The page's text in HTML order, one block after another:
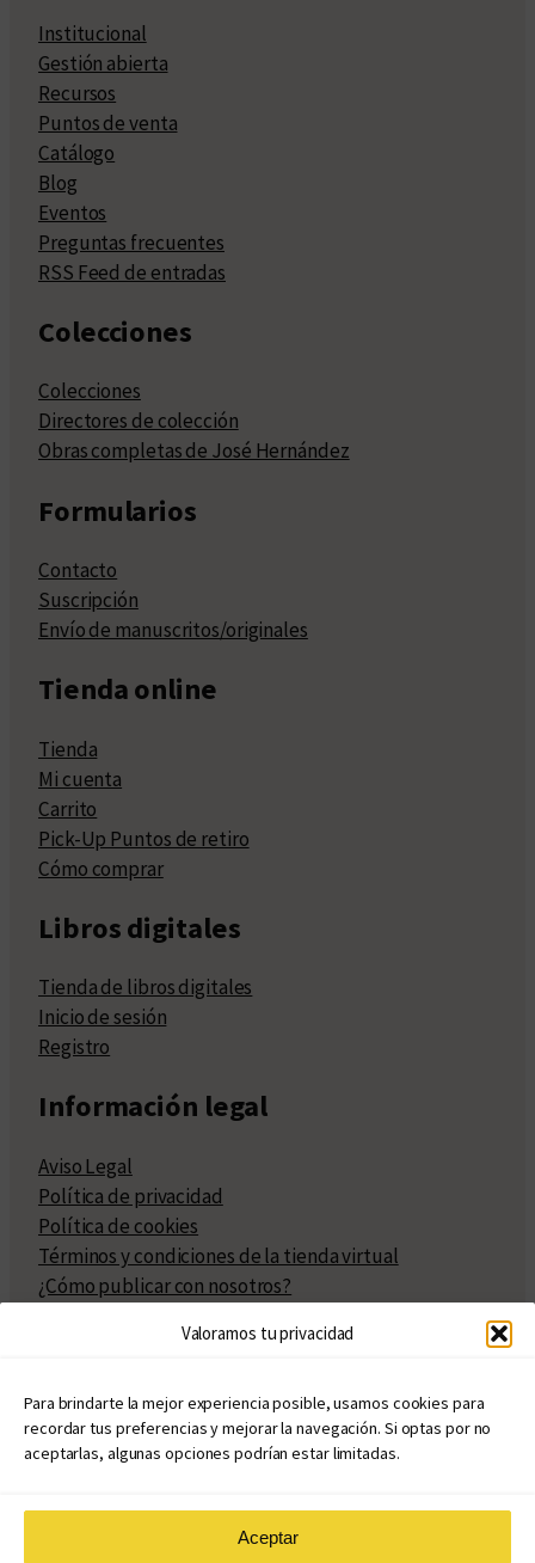
Valoramos tu privacidad
Para brindarte la mejor experiencia posible, usamos cookies para
recordar tus preferencias y mejorar la navegación. Si optas por no
aceptarlas, algunas opciones podrían estar limitadas.
Aceptar
Institucional
Gestión abierta
Recursos
Puntos de venta
Catálogo
Blog
Eventos
Preguntas frecuentes
RSS Feed de entradas
Colecciones
Colecciones
Directores de colección
Obras completas de José Hernández
Formularios
Contacto
Suscripción
Envío de manuscritos/originales
Tienda online
Tienda
Mi cuenta
Carrito
Pick-Up Puntos de retiro
Cómo comprar
Libros digitales
Tienda de libros digitales
Inicio de sesión
Registro
Información legal
Aviso Legal
Política de privacidad
Política de cookies
Términos y condiciones de la tienda virtual
¿Cómo publicar con nosotros?
Políticas de publicación
Políticas de coedición
Atribuciones